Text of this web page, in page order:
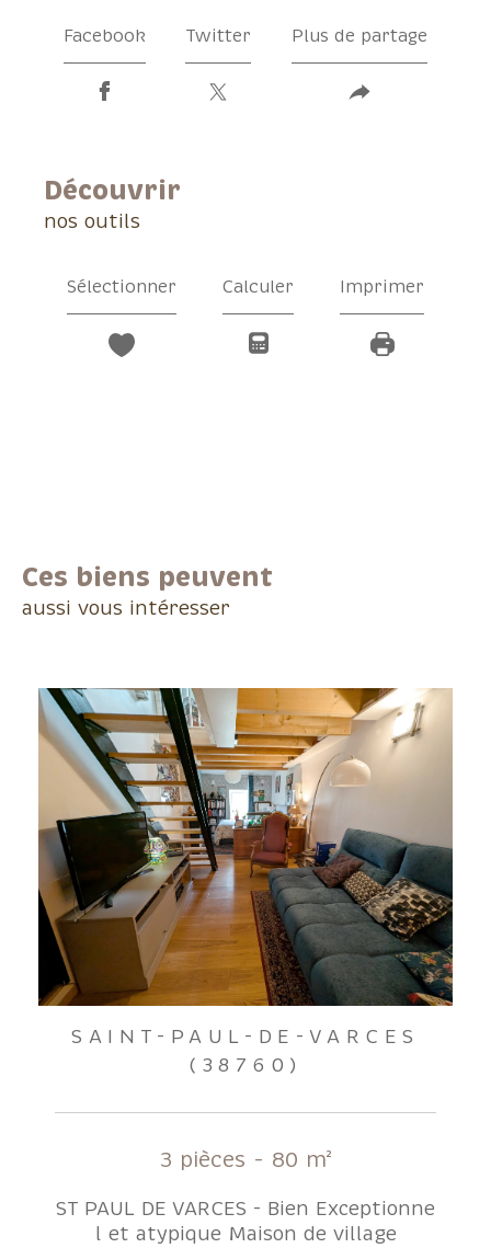
Facebook Twitter Plus de partage
découvrir
nos outils
Sélectionner Calculer Imprimer
Ces biens peuvent
aussi vous intéresser
SAINT-PAUL-DE-VARCES
(38760)
3 pièces - 80 m²
ST PAUL DE VARCES - Bien Exceptionne
l et atypique Maison de village